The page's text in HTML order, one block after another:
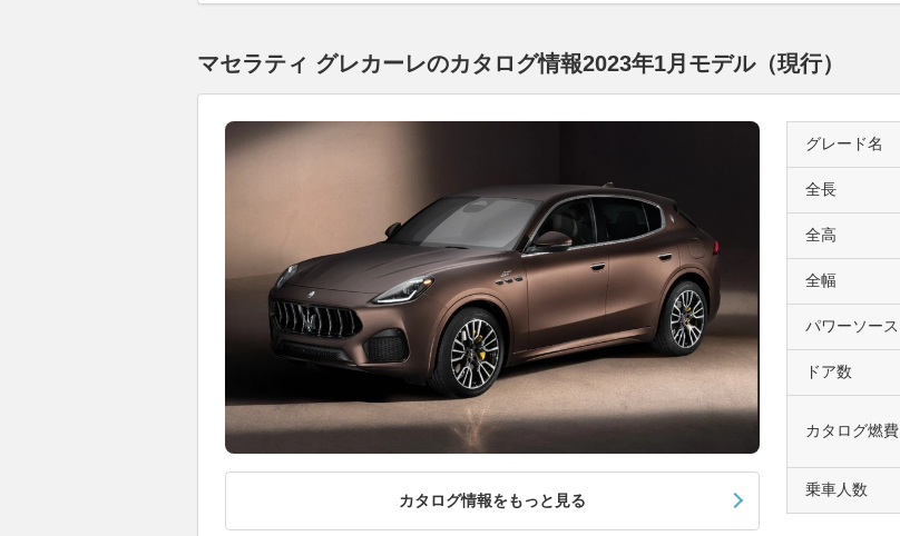
マセラティ グレカーレのカタログ情報2023年1月モデル（現行）
カタログ情報をもっと見る
グレード名
全長
全高
全幅
パワーソース
ドア数
カタログ燃費
乗車人数